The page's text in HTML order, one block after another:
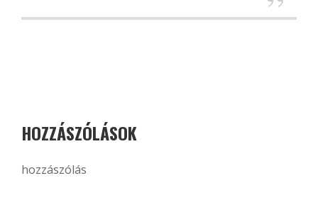
HOZZÁSZÓLÁSOK
hozzászólás